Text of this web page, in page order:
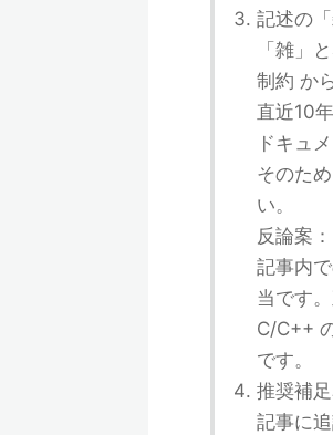
記述の
「雑」
制約 か
直近10
ドキュ
そのた
い。
反論案：
記事内
当です
C/C++
です。
推奨補
記事に